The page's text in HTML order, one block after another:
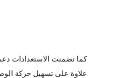
كما تضمنت الاستعدادات
علاوة على تسهيل حركة